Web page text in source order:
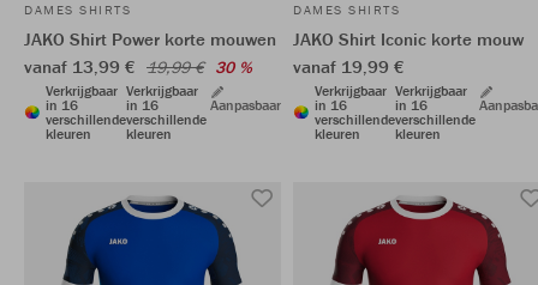
DAMES SHIRTS
JAKO Shirt Power korte mouwen
vanaf 13,99 € 19,99 € 30 %
Verkrijgbaar
in 16
verschillende
kleuren
Verkrijgbaar
in 16
verschillende
kleuren
Aanpasbaar
DAMES SHIRTS
JAKO Shirt Iconic korte mouw
vanaf 19,99 €
Verkrijgbaar
in 16
verschillende
kleuren
Verkrijgbaar
in 16
verschillende
kleuren